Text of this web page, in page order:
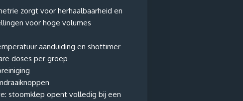
zorgt voor herhaalbaarheid en
voor hoge volumes
aanduiding en shottimer
doses per groep
stoomklep opent volledig bij een